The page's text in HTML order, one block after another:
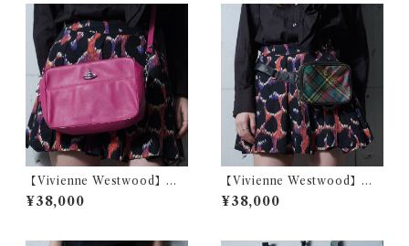
【Vivienne Westwood】ヴ
ィヴィアンウエストウッド オ
ーブロゴ レザースクエアショ
¥38,000
【Vivienne Westwood】ヴ
ィヴィアンウエストウッド オ
ーブロゴ タータンチェックレ
¥38,000